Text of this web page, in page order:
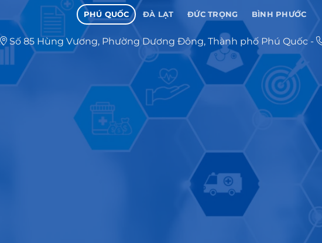
PHÚ QUỐC ĐÀ LẠT ĐỨC TRỌNG BÌNH PHƯỚC
Số 85 Hùng Vương, Phường Dương Đông, Thành phố Phú Quốc-